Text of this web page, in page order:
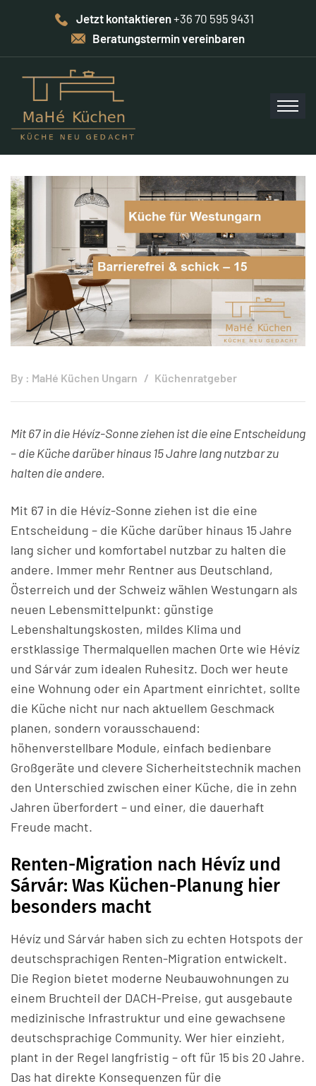
Jetzt kontaktieren+36 70 595 9431
Beratungstermin vereinbaren
By : MaHé Küchen Ungarn Küchenratgeber
Mit 67 in die Hévíz-Sonne ziehen ist die eine Entscheidung
– die Küche darüber hinaus 15 Jahre lang nutzbar zu
halten die andere.
Mit 67 in die Hévíz-Sonne ziehen ist die eine
Entscheidung – die Küche darüber hinaus 15 Jahre
lang sicher und komfortabel nutzbar zu halten die
andere. Immer mehr Rentner aus Deutschland,
Österreich und der Schweiz wählen Westungarn als
neuen Lebensmittelpunkt: günstige
Lebenshaltungskosten, mildes Klima und
erstklassige Thermalquellen machen Orte wie Hévíz
und Sárvár zum idealen Ruhesitz. Doch wer heute
eine Wohnung oder ein Apartment einrichtet, sollte
die Küche nicht nur nach aktuellem Geschmack
planen, sondern vorausschauend:
höhenverstellbare Module, einfach bedienbare
Großgeräte und clevere Sicherheitstechnik machen
den Unterschied zwischen einer Küche, die in zehn
Jahren überfordert – und einer, die dauerhaft
Freude macht.
Renten-Migration nach Hévíz und
Sárvár: Was Küchen-Planung hier
besonders macht
Hévíz und Sárvár haben sich zu echten Hotspots der
deutschsprachigen Renten-Migration entwickelt.
Die Region bietet moderne Neubauwohnungen zu
einem Bruchteil der DACH-Preise, gut ausgebaute
medizinische Infrastruktur und eine gewachsene
deutschsprachige Community. Wer hier einzieht,
plant in der Regel langfristig – oft für 15 bis 20 Jahre.
Das hat direkte Konsequenzen für die